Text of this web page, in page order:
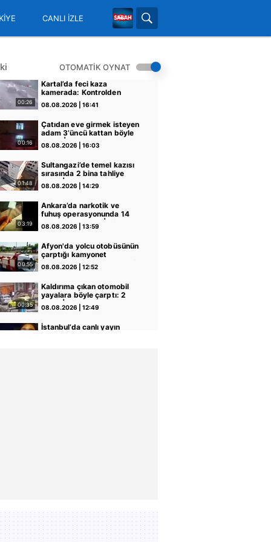
CANLI İZLE
OTOMATİK OYNAT
00:26
Kartal’da feci kaza
kamerada: Kontrolden
çıkan otomobil araçlara
çarpıp böyle takla attı |
08.08.2026 | 16:41
00:16
Çatıdan eve girmek isteyen
adam 3’üncü kattan böyle
düştü | Video
08.08.2026 | 16:03
01:48
Sultangazi’de temel kazısı
sırasında 2 bina tahliye
edildi | Video
08.08.2026 | 14:29
03:19
Ankara’da narkotik ve
fuhuş operasyonunda 14
şüpheliye gözaltı | Video
08.08.2026 | 13:59
00:55
Afyon'da yolcu otobüsünün
çarptığı kamyonet
sürücüsü hayatını kaybetti:
1 ölü, 15 yaralı! | Video
08.08.2026 | 12:52
00:35
Kaldırıma çıkan otomobil
yayalara böyle çarptı: 2
yaralı | Video
08.08.2026 | 12:49
İstanbul’da canlı yayın
Freni boşalan TIR karşı
yöne geçerek 4 araca